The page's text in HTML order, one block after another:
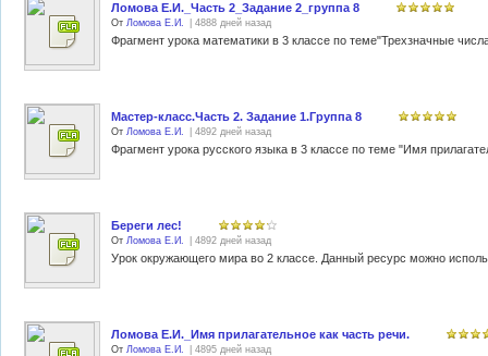
Ломова Е.И._Часть 2_Задание 2_группа 8
От Ломова Е.И. | 4888 дней назад
Фрагмент урока математики в 3 классе по теме"Трехзначные
Мастер-класс.Часть 2. Задание 1.Группа 8
От Ломова Е.И. | 4892 дней назад
Фрагмент урока русского языка в 3 классе по теме "Имя
Береги лес!
От Ломова Е.И. | 4892 дней назад
Урок окружающего мира во 2 классе. Данный ресурс можно
Ломова Е.И._Имя прилагательное как часть речи.
От Ломова Е.И. | 4895 дней назад